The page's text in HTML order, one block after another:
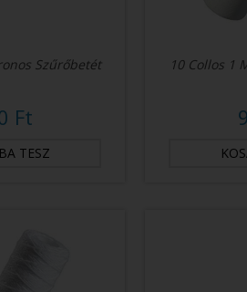
Szűrőbetét
Ft
10 Collos 1